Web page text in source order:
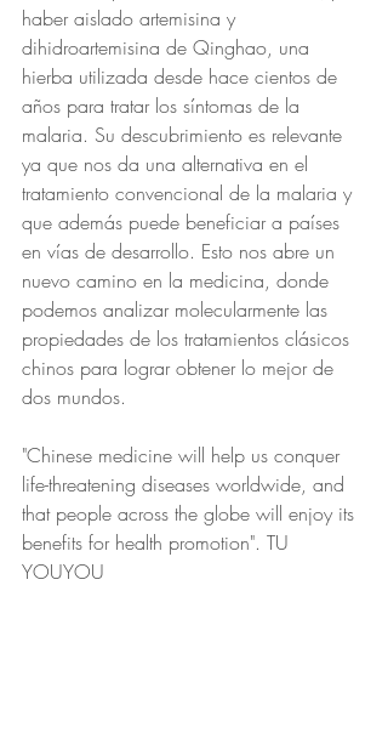
haber aislado artemisina y
dihidroartemisina de Qinghao, una
hierba utilizada desde hace cientos de
años para tratar los síntomas de la
malaria. Su descubrimiento es relevante
ya que nos da una alternativa en el
tratamiento convencional de la malaria y
que además puede beneficiar a países
en vías de desarrollo. Esto nos abre un
nuevo camino en la medicina, donde
podemos analizar molecularmente las
propiedades de los tratamientos clásicos
chinos para lograr obtener lo mejor de
dos mundos.
"Chinese medicine will help us conquer
life-threatening diseases worldwide, and
that people across the globe will enjoy its
benefits for health promotion". TU
YOUYOU